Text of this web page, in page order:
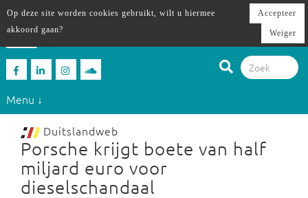
Menu ↓
Duitslandweb
Porsche krijgt boete van half
miljard euro voor
dieselschandaal
Op deze site worden cookies gebruikt, wilt u hiermee
akkoord gaan?
Accepteer
Weiger